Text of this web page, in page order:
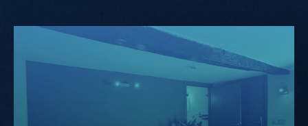
Tanneurs